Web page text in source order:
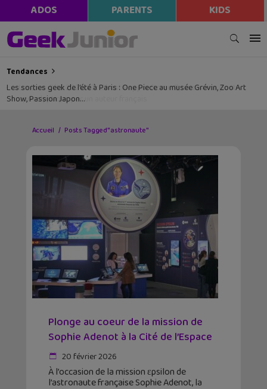
ADOS PARENTS KIDS
Tendances
Les sorties geek de l’été à Paris : One Piece au musée Grévin, Zoo Art
Show, Passion Japon…
Accueil Posts Tagged "astronaute"
Plonge au coeur de la mission de
Sophie Adenot à la Cité de l’Espace
20 février 2026
À l’occasion de la mission εpsilon de
l’astronaute française Sophie Adenot, la